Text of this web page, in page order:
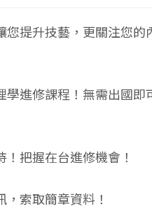
您提升技藝，更關注您
學進修課程！無需出國
把握在台進修機會！
索取簡章資料！